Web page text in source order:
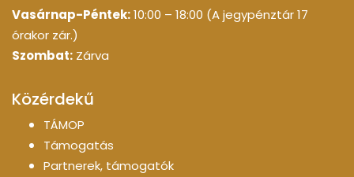
Vasárnap-Péntek:10:00 – 18:00 (A jegypénztár 17
órakor zár.)
Szombat: Zárva
Közérdekű
TÁMOP
Támogatás
Partnerek, támogatók